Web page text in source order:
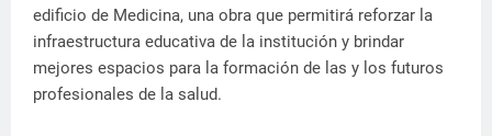
edificio de Medicina, una obra que permitirá reforzar la
infraestructura educativa de la institución y brindar
mejores espacios para la formación de las y los futuros
profesionales de la salud.